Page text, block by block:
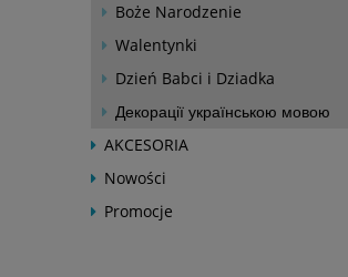
Boże Narodzenie
Walentynki
Dzień Babci i Dziadka
Декорації українською мовою
AKCESORIA
Nowości
Promocje